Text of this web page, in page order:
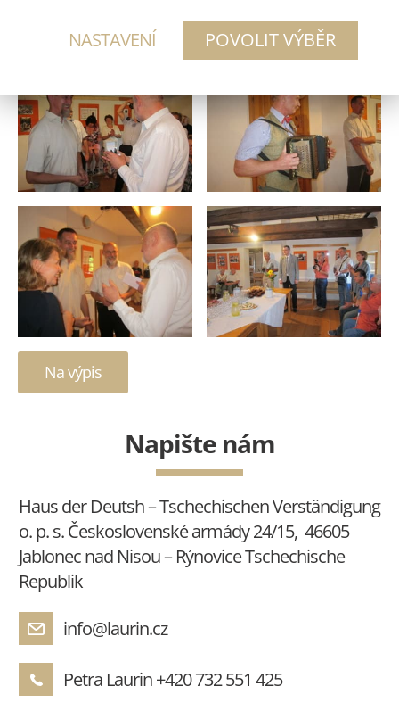
NASTAVENÍ
budou v galerii do konce prázdnin.
Na výpis
Napište nám
Haus der Deutsh – Tschechischen Verständigung
o. p. s. Československé armády 24/15, 46605
Jablonec nad Nisou – Rýnovice Tschechische
Republik
info@laurin.cz
Petra Laurin +420 732 551 425